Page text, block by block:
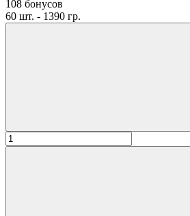
108 бонусов
60 шт. - 1390 гр.